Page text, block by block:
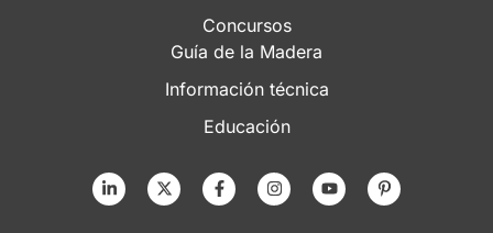
Concursos
Guía de la Madera
Información técnica
Educación